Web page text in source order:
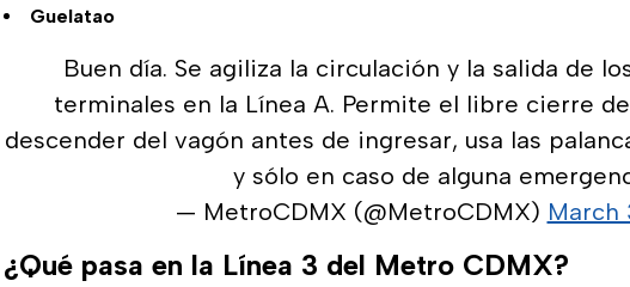
Guelatao
Buen día. Se agiliza la circulación y la salida de
terminales en la Línea A. Permite el libre cierre
descender del vagón antes de ingresar, usa las
y sólo en caso de alguna
— MetroCDMX (@MetroCDMX) March
¿Qué pasa en la Línea 3 del Metro CDMX?